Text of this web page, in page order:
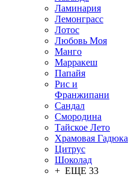
Ламинария
Лемонграсс
Лотос
Любовь Моя
Манго
Марракеш
Папайя
Рис и
Франжипани
Сандал
Смородина
Тайское Лето
Храмовая Гадюка
Цитрус
Шоколад
+ ЕЩЕ 33